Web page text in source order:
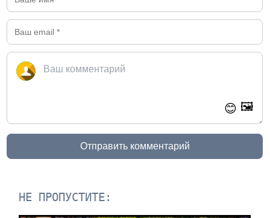
😊 🖼️
Отправить комментарий
НЕ ПРОПУСТИТЕ: